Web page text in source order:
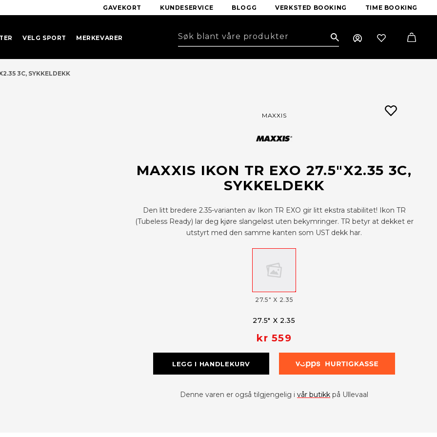
GAVEKORT KUNDESERVICE BLOGG VERKSTED BOOKING TIME BOOKING
VELG SPORT MERKEVARER Search
3C, SYKKELDEKK
MAXXIS
MAXXIS IKON TR EXO 27.5"X2.35 3C,
SYKKELDEKK
Den litt bredere 2.35-varianten av Ikon TR EXO gir litt ekstra stabilitet! Ikon TR
(Tubeless Ready) lar deg kjøre slangeløst uten bekymringer. TR betyr at dekket er
utstyrt med den samme kanten som UST dekk har.
27.5" X 2.35
27.5" X 2.35
kr 559
LEGG I HANDLEKURV
Denne varen er også tilgjengelig ivår butikk på Ullevaal